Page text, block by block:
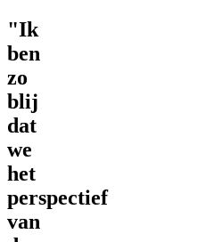
"Ik
ben
zo
blij
dat
we
het
perspectief
van